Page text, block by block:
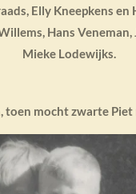
Elly Kneepkens en
Hans
Mieke Lodewijks.
toen mocht zwarte Piet